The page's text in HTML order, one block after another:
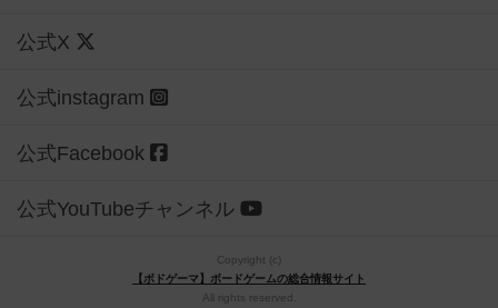
公式X
公式instagram
公式Facebook
公式YouTubeチャンネル
Copyright (c)
【ボドゲーマ】ボードゲームの総合情報サイト
All rights reserved.